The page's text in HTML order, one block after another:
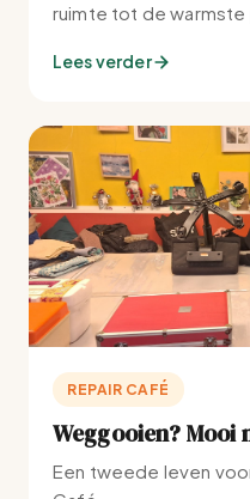
ruimte tot de warmste
Lees verder
REPAIR CAFÉ
Weggooien? Mooi
Een tweede leven